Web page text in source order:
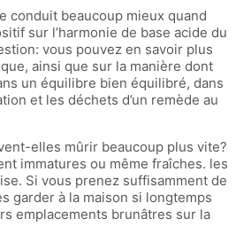
conduit beaucoup mieux quand
sur l’harmonie de base acide du
vous pouvez en savoir plus
ainsi que sur la manière dont
un équilibre bien équilibré, dans
et les déchets d’un remède au
elles mûrir beaucoup plus vite?
immatures ou même fraîches. les
Si vous prenez suffisamment de
garder à la maison si longtemps
emplacements brunâtres sur la